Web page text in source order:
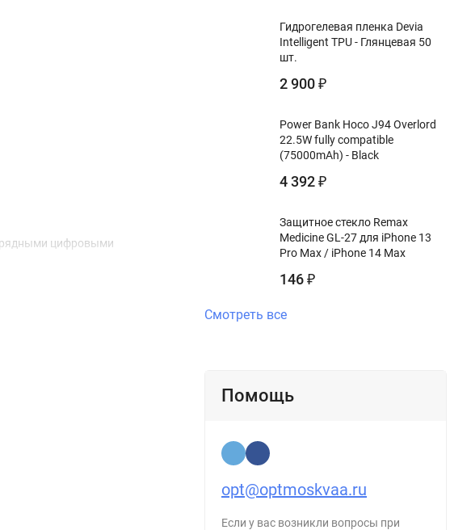
цифровыми
Гидрогелевая пленка Devia
Intelligent TPU - Глянцевая 50
шт.
2 900 ₽
Power Bank Hoco J94 Overlord
22.5W fully compatible
(75000mAh) - Black
4 392 ₽
Защитное стекло Remax
Medicine GL-27 для iPhone 13
Pro Max / iPhone 14 Max
146 ₽
Смотреть все
Помощь
opt@optmoskvaa.ru
Если у вас возникли вопросы при